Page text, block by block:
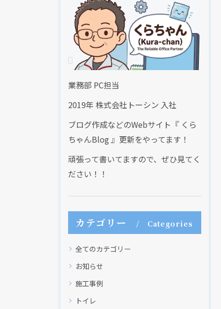
業務部 PC担当
2019年 株式会社トーシン 入社
ブログ作成などのWebサイト『 くら
ちゃんBlog 』更新をやってます！
頑張って書いてますので、ぜひ見てく
ださい！！
カテゴリー Categories
全てのカテゴリー
お知らせ
施工事例
トイレ